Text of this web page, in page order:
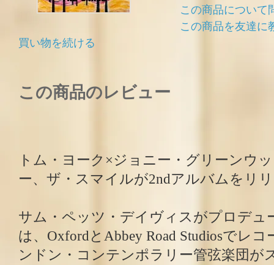
この商品について
この商品を友達に
買い物を続ける
この商品のレビュー
トム・ヨーク×ジョニー・グリーンウ
ー、ザ・スマイルが2ndアルバムをリ
サム・ペッツ・デイヴィスがプロデュ
は、OxfordとAbbey Road Studiosでレ
ンドン・コンテンポラリー管弦楽団が